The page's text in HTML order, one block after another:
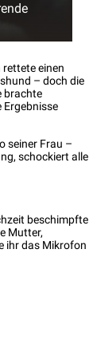
rettete einen
– doch die
brachte
Ergebnisse
seiner Frau –
schockiert alle
beschimpfte
Mutter,
ihr das Mikrofon